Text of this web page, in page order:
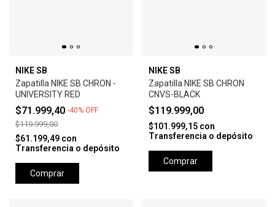
NIKE SB
Zapatilla NIKE SB CHRON -
UNIVERSITY RED
$71.999,40 -40% OFF
$119.999,00
$61.199,49 con
Transferencia o depósito
Comprar
NIKE SB
Zapatilla NIKE SB CHRON
CNVS-BLACK
$119.999,00
$101.999,15 con
Transferencia o depósito
Comprar